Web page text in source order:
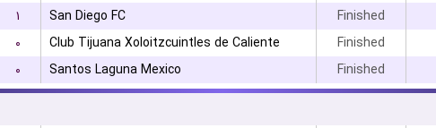
۱ San Diego FC Finished
۰ Club Tijuana Xoloitzcuintles de Caliente Finished
۰ Santos Laguna Mexico Finished